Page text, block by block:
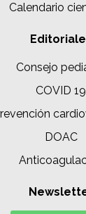
Calendario
Consejo
COVID 19
DOAC